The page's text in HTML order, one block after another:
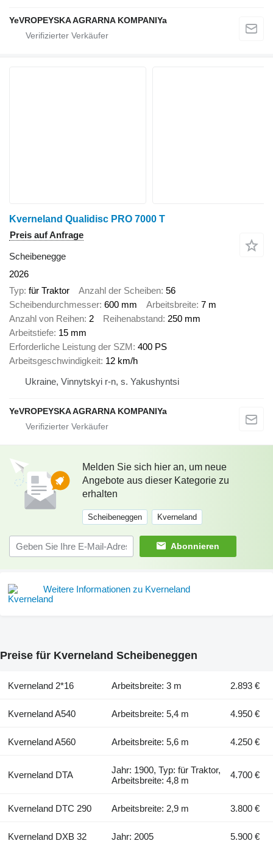
YeVROPEYSKA AGRARNA KOMPANIYa
Kverneland Qualidisc PRO 7000 T
Preis auf Anfrage
Scheibenegge
2026
Typ für Traktor Anzahl der Scheiben 56
Scheibendurchmesser 600 mm Arbeitsbreite 7 m
Anzahl von Reihen 2 Reihenabstand 250 mm
Arbeitstiefe 15 mm
Erforderliche Leistung der SZM 400 PS
Arbeitsgeschwindigkeit 12 km/h
Ukraine, Vinnytskyi r-n, s. Yakushyntsi
YeVROPEYSKA AGRARNA KOMPANIYa
Melden Sie sich hier an, um neue
Angebote aus dieser Kategorie zu
erhalten
Scheibeneggen Kverneland
Abonnieren
Weitere Informationen zu Kverneland
Preise für Kverneland Scheibeneggen
Kverneland 2*16 Arbeitsbreite: 3 m 2.893 €
Kverneland A540 Arbeitsbreite: 5,4 m 4.950 €
Kverneland A560 Arbeitsbreite: 5,6 m 4.250 €
Kverneland DTA
Jahr: 1900, Typ: für Traktor,
Arbeitsbreite: 4,8 m
4.700 €
Kverneland DTC 290 Arbeitsbreite: 2,9 m 3.800 €
Kverneland DXB 32 Jahr: 2005 5.900 €